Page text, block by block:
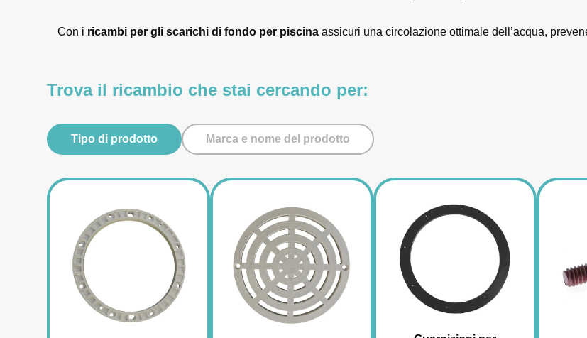
Con i ricambi per gli scarichi di fondo per piscinaassicuri una circolazione ottimale dell’acqua,
Trova il ricambio che stai cercando per:
Tipo di prodotto Marca e nome del prodotto